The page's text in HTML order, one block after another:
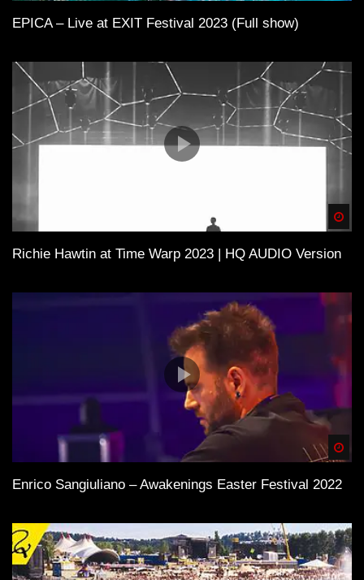
EPICA – Live at EXIT Festival 2023 (Full show)
Richie Hawtin at Time Warp 2023 | HQ AUDIO Version
Enrico Sangiuliano – Awakenings Easter Festival 2022